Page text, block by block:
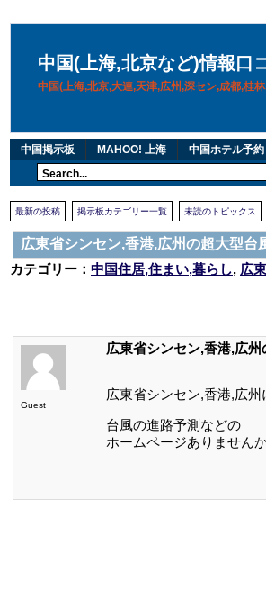
中国(上海,北京など)情報口
中国(上海,北京,大連,天津,広州,深セン,成都,桂
中国掲示板 MAHOO! 上海 中国ホテル予約
最新の投稿 掲示板カテゴリー一覧 未読のトピックス
広東省シンセン,香港,広州の超大型台
カテゴリー： 中国住居,住まい,暮らし, 広東
Guest
広東省シンセン,香港,広
広東省シンセン,香港,広
台風の進路予測などの
ホームページありません